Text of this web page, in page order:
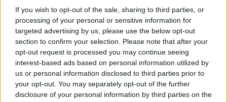
If you wish to opt-out of the sale, sharing to third parties, or
processing of your personal or sensitive information for
targeted advertising by us, please use the below opt-out
section to confirm your selection. Please note that after your
opt-out request is processed you may continue seeing
interest-based ads based on personal information utilized by
us or personal information disclosed to third parties prior to
your opt-out. You may separately opt-out of the further
disclosure of your personal information by third parties on the
Ο ηγέτης των Μιλγουόκι Μπακς
και Πρωταθλητής του 2021
Γιάννης Αντετοκούνμποτοποθετείται στην τρίτη θέση της
λίστας, ενώ την πεντάδα συμπληρώνουν ο Κέβιν Ντουράντ
και ο Λούκα Ντόντσιτς.
Ιδιαίτερα αξία έχει το γεγονός, πως ο Νίκολα Γιόκιτς αν και
back to back MVP της κανονικής περιόδου και εκ των
φαβορί για το τρίτο σερί βραβείο δεν βρίσκεται καν στους